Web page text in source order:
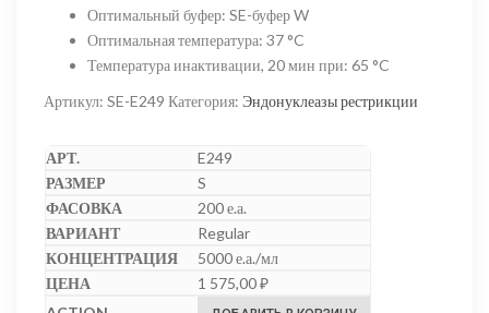
300,00 ₽
Оптимальный буфер: SE-буфер W
Оптимальная температура: 37 °C
Температура инактивации, 20 мин при: 65 °C
Артикул: SE-E249 Категория: Эндонуклеазы рестрикции
E249
S
200 е.а.
Regular
5000 е.а./мл
1 575,00₽